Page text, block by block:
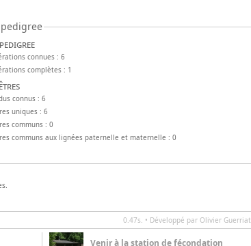
connues : 6
complètes : 1
connus : 6
uniques : 6
communs : 0
communs aux lignées paternelle et maternelle : 0
0.47s. • Développé par Olivier Guerriat
Venir à la station de fécondation